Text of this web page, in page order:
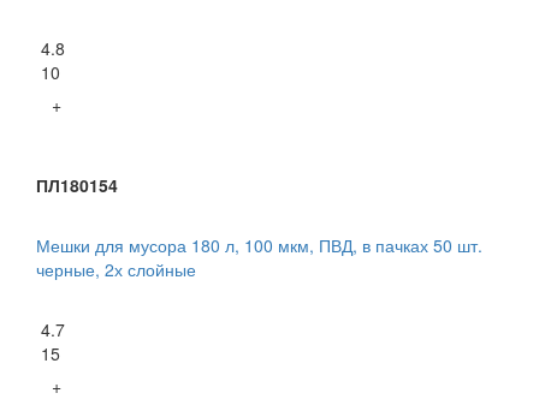
4.8
10
+
ПЛ180154
Мешки для мусора 180 л, 100 мкм, ПВД, в пачках 50 шт.
черные, 2х слойные
4.7
15
+